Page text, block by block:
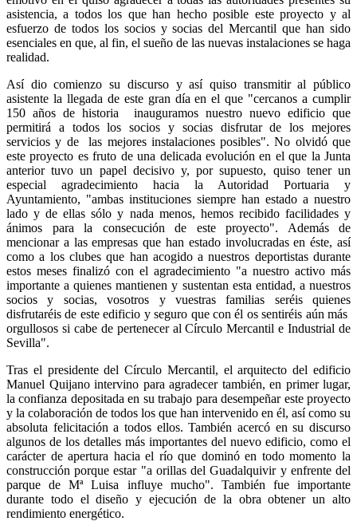
asistencia, a todos los que han hecho posible este proyecto y al
esfuerzo de todos los socios y socias del Mercantil que han sido
esenciales en que, al fin, el sueño de las nuevas instalaciones se haga
realidad.
Así dio comienzo su discurso y así quiso transmitir al público
asistente la llegada de este gran día en el que "cercanos a cumplir
150 años de historia inauguramos nuestro nuevo edificio que
permitirá a todos los socios y socias disfrutar de los mejores
servicios y de las mejores instalaciones posibles". No olvidó que
este proyecto es fruto de una delicada evolución en el que la Junta
anterior tuvo un papel decisivo y, por supuesto, quiso tener un
especial agradecimiento hacia la Autoridad Portuaria y
Ayuntamiento, "ambas instituciones siempre han estado a nuestro
lado y de ellas sólo y nada menos, hemos recibido facilidades y
ánimos para la consecución de este proyecto". Además de
mencionar a las empresas que han estado involucradas en éste, así
como a los clubes que han acogido a nuestros deportistas durante
estos meses finalizó con el agradecimiento "a nuestro activo más
importante a quienes mantienen y sustentan esta entidad, a nuestros
socios y socias, vosotros y vuestras familias seréis quienes
disfrutaréis de este edificio y seguro que con él os sentiréis aún más
orgullosos si cabe de pertenecer al Círculo Mercantil e Industrial de
Sevilla".
Tras el presidente del Círculo Mercantil, el arquitecto del edificio
Manuel Quijano intervino para agradecer también, en primer lugar,
la confianza depositada en su trabajo para desempeñar este proyecto
y la colaboración de todos los que han intervenido en él, así como su
absoluta felicitación a todos ellos. También acercó en su discurso
algunos de los detalles más importantes del nuevo edificio, como el
carácter de apertura hacia el río que dominó en todo momento la
construcción porque estar "a orillas del Guadalquivir y enfrente del
parque de Mª Luisa influye mucho". También fue importante
durante todo el diseño y ejecución de la obra obtener un alto
rendimiento energético.